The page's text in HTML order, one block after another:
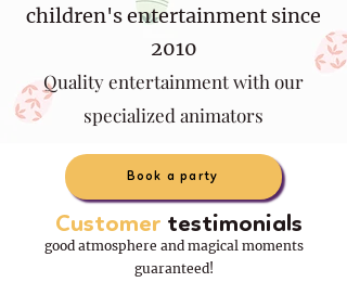
children's entertainment since
2010
Quality entertainment with our
specialized animators
Book a party
good atmosphere and magical moments
guaranteed!
Customer testimonials